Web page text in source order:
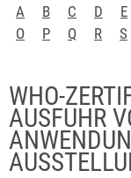
A
B C D E
O
P Q R S
WHO-
AUSFUHR